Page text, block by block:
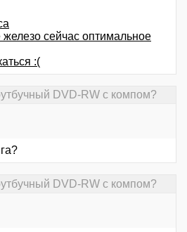
железо сейчас оптимальное
:(
DVD-RW с компом?
DVD-RW с компом?